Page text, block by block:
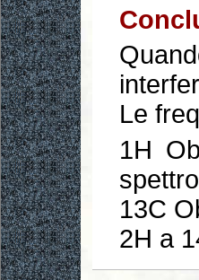
Le
1H
13C
2H a